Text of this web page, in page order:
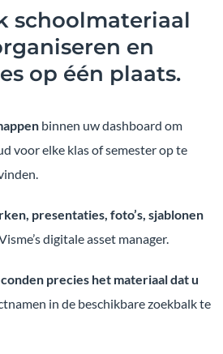
schoolmateriaal
en
op één plaats.
binnen uw dashboard om
voor elke klas of semester op te
presentaties, foto’s, sjablonen
digitale asset manager.
precies het materiaal dat u
in de beschikbare zoekbalk te